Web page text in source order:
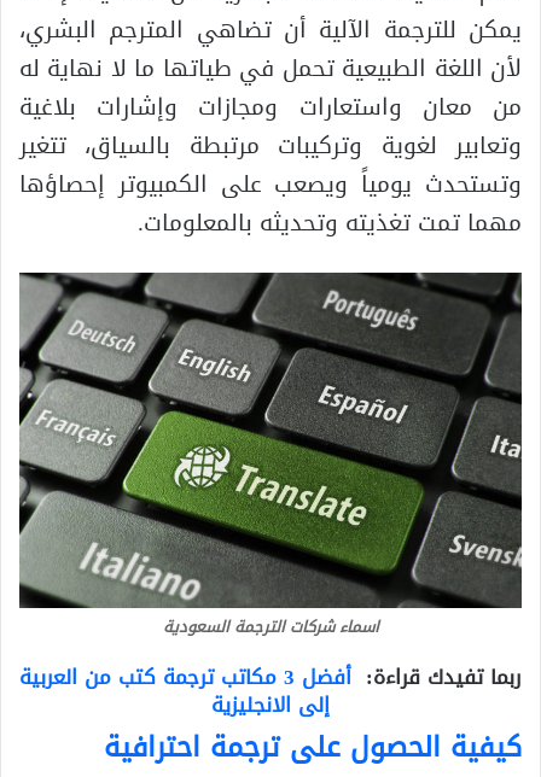
يمكن للترجمة الآلية أن تضاهي المترجم البشري،
لأن اللغة الطبيعية تحمل في طياتها ما لا نهاية له
من معان واستعارات ومجازات وإشارات بلاغية
وتعابير لغوية وتركيبات مرتبطة بالسياق، تتغير
وتستحدث يومياً ويصعب على الكمبيوتر إحصاؤها
مهما تمت تغذيته وتحديثه بالمعلومات.
اسماء شركات الترجمة السعودية
ربما تفيدك قراءة: أفضل 3 مكاتب ترجمة كتب من العربية
إلى الانجليزية
كيفية الحصول على ترجمة احترافية